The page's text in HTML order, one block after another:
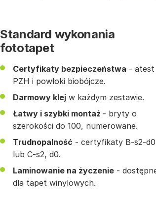
Standard wykonania
fototapet
Certyfikaty bezpieczeństwa - atest
PZH i powłoki biobójcze.
Darmowy klej w każdym zestawie.
Łatwy i szybki montaż - bryty o
szerokości do 100, numerowane.
Trudnopalność - certyfikaty B-s2-d0
lub C-s2, d0.
Laminowanie na życzenie -
dla tapet winylowych.